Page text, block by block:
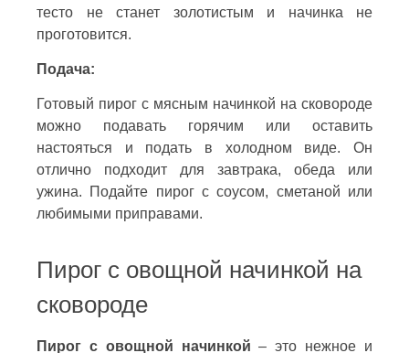
тесто не станет золотистым и начинка не
проготовится.
Подача:
Готовый пирог с мясным начинкой на сковороде
можно подавать горячим или оставить
настояться и подать в холодном виде. Он
отлично подходит для завтрака, обеда или
ужина. Подайте пирог с соусом, сметаной или
любимыми приправами.
Пирог с овощной начинкой на
сковороде
Пирог с овощной начинкой – это нежное и